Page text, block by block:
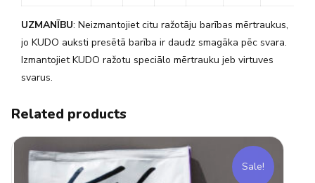
UZMANĪBU: Neizmantojiet citu ražotāju barības mērtraukus,
jo KUDO auksti presētā barība ir daudz smagāka pēc svara.
Izmantojiet KUDO ražotu speciālo mērtrauku jeb virtuves
svarus.
Related products
Sale!